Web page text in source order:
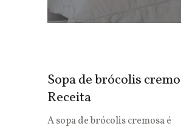
Sopa de brócolis
Receita
A sopa de brócolis cremosa é